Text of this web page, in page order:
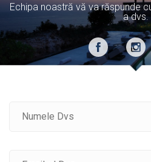
Echipa noastră vă va răspunde
a dvs.